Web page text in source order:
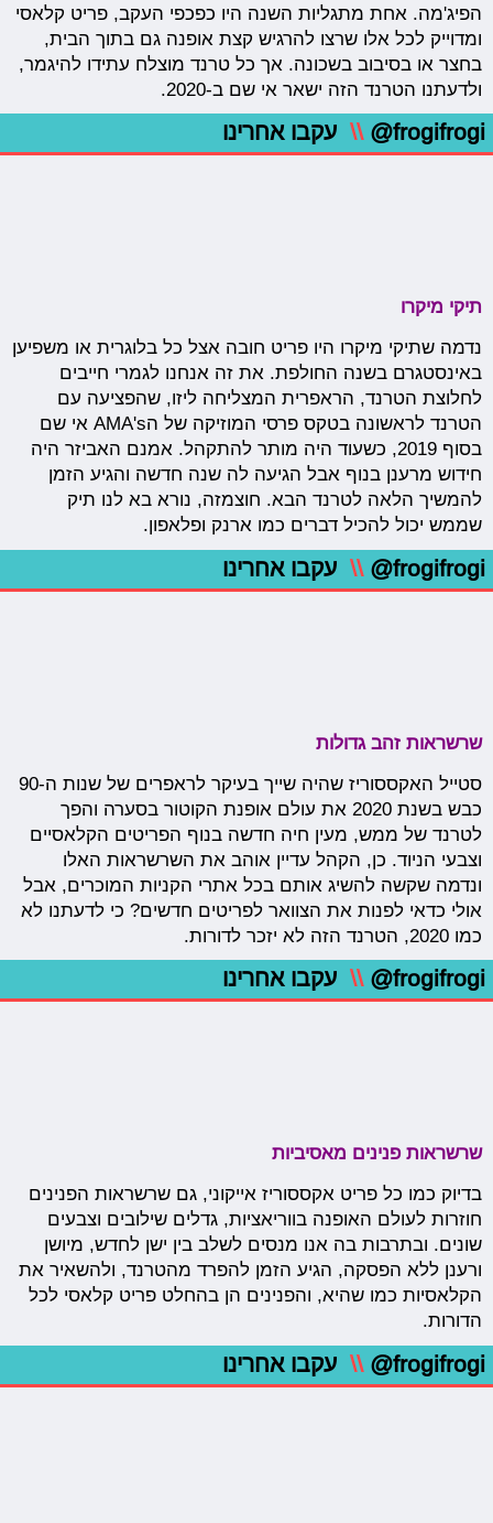
הפיג'מה. אחת מתגליות השנה היו כפכפי העקב, פריט קלאסי
ומדוייק לכל אלו שרצו להרגיש קצת אופנה גם בתוך הבית,
בחצר או בסיבוב בשכונה. אך כל טרנד מוצלח עתידו להיגמר,
ולדעתנו הטרנד הזה ישאר אי שם ב-2020.
@frogifrogi
\\ עקבו אחרינו
תיקי מיקרו
נדמה שתיקי מיקרו היו פריט חובה אצל כל בלוגרית או משפיען
באינסטגרם בשנה החולפת. את זה אנחנו לגמרי חייבים
לחלוצת הטרנד, הראפרית המצליחה ליזו, שהפציעה עם
הטרנד לראשונה בטקס פרסי המוזיקה של הAMA's אי שם
בסוף 2019, כשעוד היה מותר להתקהל. אמנם האביזר היה
חידוש מרענן בנוף אבל הגיעה לה שנה חדשה והגיע הזמן
להמשיך הלאה לטרנד הבא. חוצמזה, נורא בא לנו תיק
שממש יכול להכיל דברים כמו ארנק ופלאפון.
@frogifrogi
\\ עקבו אחרינו
שרשראות זהב גדולות
סטייל האקססוריז שהיה שייך בעיקר לראפרים של שנות ה-90
כבש בשנת 2020 את עולם אופנת הקוטור בסערה והפך
לטרנד של ממש, מעין חיה חדשה בנוף הפריטים הקלאסיים
וצבעי הניוד. כן, הקהל עדיין אוהב את השרשראות האלו
ונדמה שקשה להשיג אותם בכל אתרי הקניות המוכרים, אבל
אולי כדאי לפנות את הצוואר לפריטים חדשים? כי לדעתנו לא
כמו 2020, הטרנד הזה לא יזכר לדורות.
@frogifrogi
\\ עקבו אחרינו
שרשראות פנינים מאסיביות
בדיוק כמו כל פריט אקססוריז אייקוני, גם שרשראות הפנינים
חוזרות לעולם האופנה בווריאציות, גדלים שילובים וצבעים
שונים. ובתרבות בה אנו מנסים לשלב בין ישן לחדש, מיושן
ורענן ללא הפסקה, הגיע הזמן להפרד מהטרנד, ולהשאיר את
הקלאסיות כמו שהיא, והפנינים הן בהחלט פריט קלאסי לכל
הדורות.
@frogifrogi
\\ עקבו אחרינו